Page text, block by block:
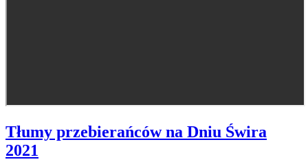
Tłumy przebierańców na Dniu Świra
2021